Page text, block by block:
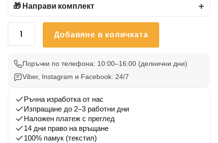
🎁 Направи комплект +
количество
за
майка
майка“
забавен
подарък
Добавяне в количката
Поръчки по телефона: 10:00–16:00 (делнични дни)
Viber, Instagram и Facebook: 24/7
Ръчна изработка от нас
Изпращане до 2–3 работни дни
Наложен платеж с преглед
14 дни право на връщане
100% памук (текстил)